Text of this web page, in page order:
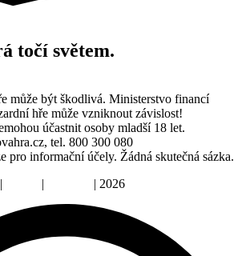
točí světem.
může být škodlivá. Ministerstvo financí
hře může vzniknout závislost!
účastnit osoby mladší 18 let.
tel. 800 300 080
pro informační účely. Žádná skutečná sázka.
| | | 2026